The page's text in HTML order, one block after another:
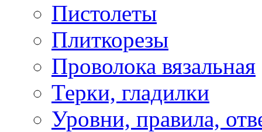
Пистолеты
Плиткорезы
Проволока вязальная
Терки, гладилки
Уровни, правила,